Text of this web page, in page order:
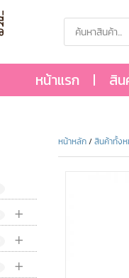
หน้าแรก สิ
+
+
+
หน้าหลัก/สินค้าทั้ง